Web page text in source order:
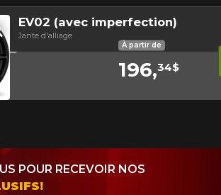
EV02 (avec imperfection)
Jante d'alliage
À partir de
196,34$
POUR RECEVOIR NOS